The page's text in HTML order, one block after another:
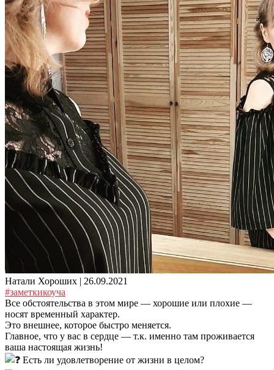
Натали Хороших | 26.09.2021
#заметкикоуча
Все обстоятельства в этом мире — хорошие или плохие —
носят временный характер.
Это внешнее, которое быстро меняется.
Главное, что у вас в сердце — т.к. именно там проживается
ваша настоящая жизнь!
Есть ли удовлетворение от жизни в целом?